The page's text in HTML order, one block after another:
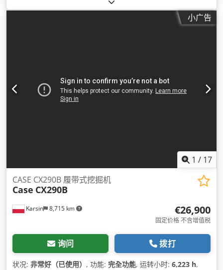
小广告
1 / 17
Karsin 8,715 km
CASE CX290B 履带式挖掘机
Case CX290B
€26,900
固定价格 不含增值税
询问 拨打
状况: 非常好（已使用） , 功能: 完全功能, 运转小时: 6,223 h,